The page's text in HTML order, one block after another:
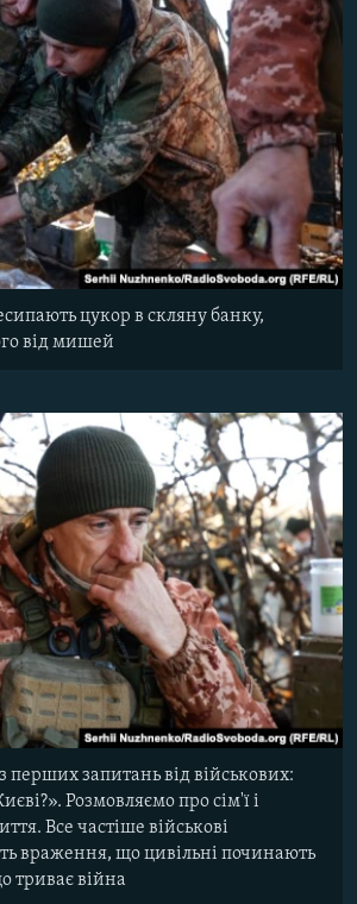
цукор в скляну банку,
від мишей
перших запитань від військових:
Розмовляємо про сім'ї і
Все частіше військові
враження, що цивільні починають
триває війна